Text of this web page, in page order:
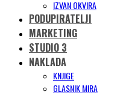
IZVAN OKVIRA
PODUPIRATELJI
MARKETING
STUDIO 3
NAKLADA
KNJIGE
GLASNIK MIRA